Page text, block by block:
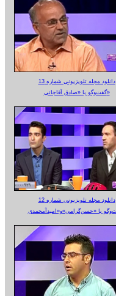
دانلود مجله تلویزیونی شماره 13
گفت‌وگو با «صادق آقاجانی»
دانلود مجله تلویزیونی شماره 12